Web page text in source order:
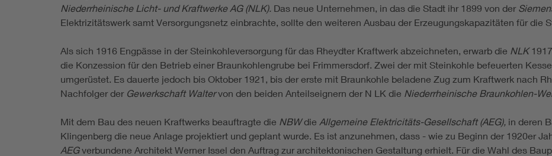
Niederrheinische Licht- und Kraftwerke AG (NLK). Das neue Unternehmen, in das die Stadt ihr 1899 von der
Elektrizitätswerk samt Versorgungsnetz einbrachte, sollte den weiteren Ausbau der Erzeugungskapazitäten für die
Als sich 1916 Engpässe in der Steinkohleversorgung für das Rheydter Kraftwerk abzeichneten, erwarb die NLK
die Konzession für den Betrieb einer Braunkohlengrube bei Frimmersdorf. Zwei der mit Steinkohle befeuerten
umgerüstet. Es dauerte jedoch bis Oktober 1921, bis der erste mit Braunkohle beladene Zug zum Kraftwerk nach
Nachfolger der Gewerkschaft Waltervon den beiden Anteilseignern der N LK die Niederrheinische Braunkohlen-
Mit dem Bau des neuen Kraftwerks beauftragte die NBWdie Allgemeine Elektricitäts-Gesellschaft (AEG), in deren
Klingenberg die neue Anlage projektiert und geplant wurde. Es ist anzunehmen, dass - wie zu Beginn der 1920er
AEGverbundene Architekt Werner Issel den Auftrag zur architektonischen Gestaltung erhielt. Für die Wahl des